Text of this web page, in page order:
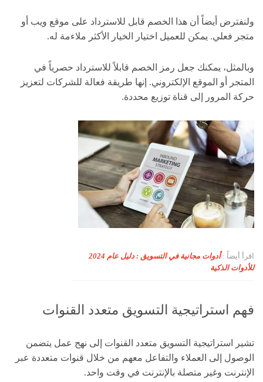
ولنفترض أيضاً أن هذا الخصم قابل للاسترداد على موقع ويب أو
متجر فعلي. يمكن للعميل اختيار الخيار الأكثر ملاءمة له.
وبالمثل، يمكنك جعل رمز الخصم قابلاً للاسترداد حصرياً في
المتجر أو الموقع الإلكتروني. إنها طريقة فعالة للشركات لتعزيز
حركة المرور إلى قناة توزيع محددة.
اقرأ أيضاً :
أدوات مجانية في التسويق : دليل عام 2024
للأدوات الذكية
فهم استراتيجية التسويق متعدد القنوات
تشير استراتيجية التسويق متعدد القنوات إلى نهج عمل يتضمن
الوصول إلى العملاء والتفاعل معهم من خلال قنوات متعددة عبر
الإنترنت وغير متصلة بالإنترنت في وقت واحد.